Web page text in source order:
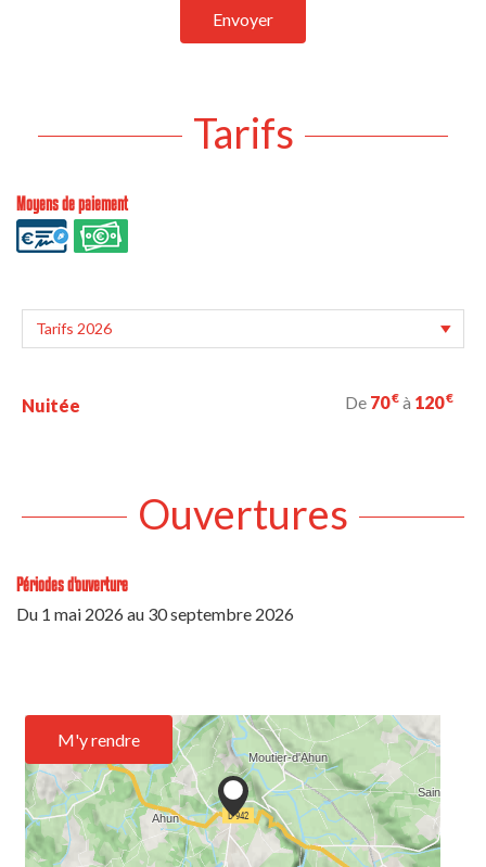
Envoyer
Tarifs
Moyens de paiement
Nuitée De 70€ à 120€
Ouvertures
Périodes d'ouverture
Du 1 mai 2026au 30 septembre 2026
M'y rendre